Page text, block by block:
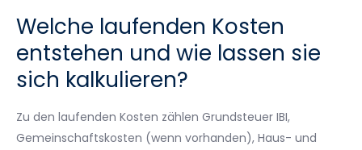
Welche laufenden Kosten
entstehen und wie lassen sie
sich kalkulieren?
Zu den laufenden Kosten zählen Grundsteuer IBI,
Gemeinschaftskosten (wenn vorhanden), Haus- und